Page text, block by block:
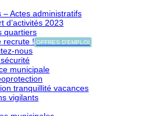
– Actes administratifs
d’activités 2023
quartiers
recrute ! OFFRES D'EMPLOI
nous
municipale
tranquillité vacances
vigilants